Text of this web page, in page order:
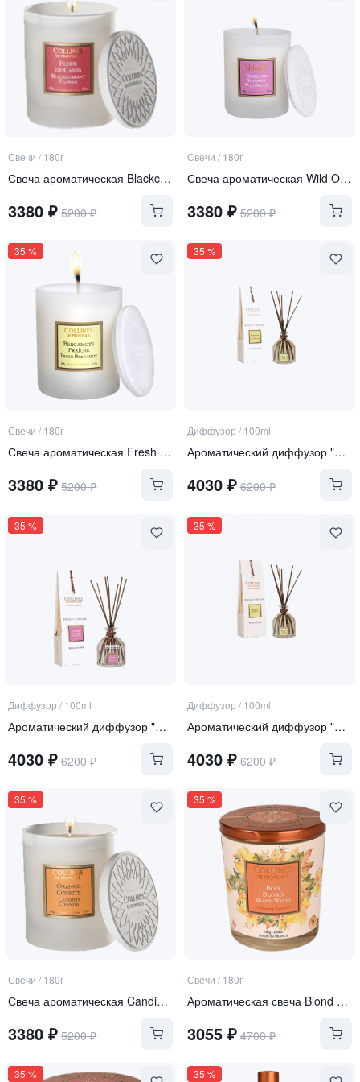
Свечи / 180г
Свеча ароматическая Blackcurrant Flower
3380 ₽ 5200₽
Свечи / 180г
Свеча ароматическая Wild Orchid
3380₽ 5200₽
35 %
Свечи / 180г
Свеча ароматическая Fresh Bergamot
3380 ₽ 5200₽
35 %
Диффузор / 100ml
Ароматический диффузор "Цитрусовый взрыв"
4030₽ 6200₽
35 %
Диффузор / 100ml
Ароматический диффузор "Дикая орхидея"
4030 ₽ 6200₽
35 %
Диффузор / 100ml
Ароматический диффузор "Свежий бергамот"
4030₽ 6200₽
35 %
Свечи / 180г
Свеча ароматическая Candied Orange
3380 ₽ 5200₽
35 %
Свечи / 180г
Ароматическая свеча Blond Wood "Белое Дерево"
3055₽ 4700₽
35 % 35 %